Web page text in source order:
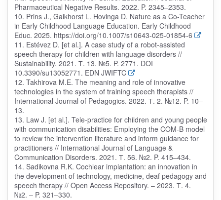
Pharmaceutical Negative Results. 2022. P. 2345–2353.
10. Prins J., Gaikhorst L. Hovinga D. Nature as a Co-Teacher
in Early Childhood Language Education. Early Childhood
Educ. 2025. https://doi.org/10.1007/s10643-025-01854-6
11. Estévez D. [et al.]. A case study of a robot-assisted
speech therapy for children with language disorders //
Sustainability. 2021. Т. 13. №5. P. 2771. DOI
10.3390/su13052771. EDN JWIFTC
12. Takhirova M.E. The meaning and role of innovative
technologies in the system of training speech therapists //
International Journal of Pedagogics. 2022. Т. 2. №12. P. 10–
13.
13. Law J. [et al.]. Tele-practice for children and young people
with communication disabilities: Employing the COM-B model
to review the intervention literature and inform guidance for
practitioners // International Journal of Language &
Communication Disorders. 2021. Т. 56. №2. P. 415–434.
14. Sadikovna R.K. Cochlear implantation: an innovation in
the development of technology, medicine, deaf pedagogy and
speech therapy // Open Access Repository. – 2023. Т. 4.
№2. – P. 321–330.